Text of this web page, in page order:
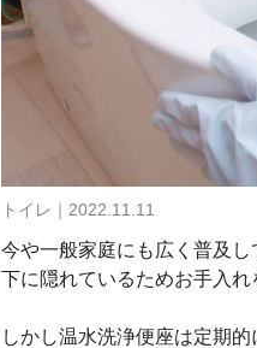
トイレ｜2022.11.11
今や一般家庭にも広く普及
下に隠れているためお手入れ
しかし温水洗浄便座は定期